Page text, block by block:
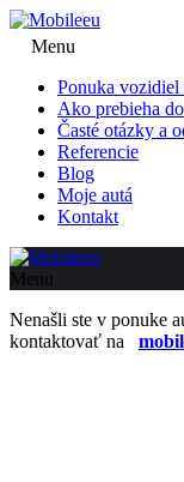
Menu
Ponuka vozidiel
Ako prebieha
Časté otázky a
Referencie
Blog
Moje autá
Kontakt
Menu
Nenašli ste v ponuke
kontaktovať na